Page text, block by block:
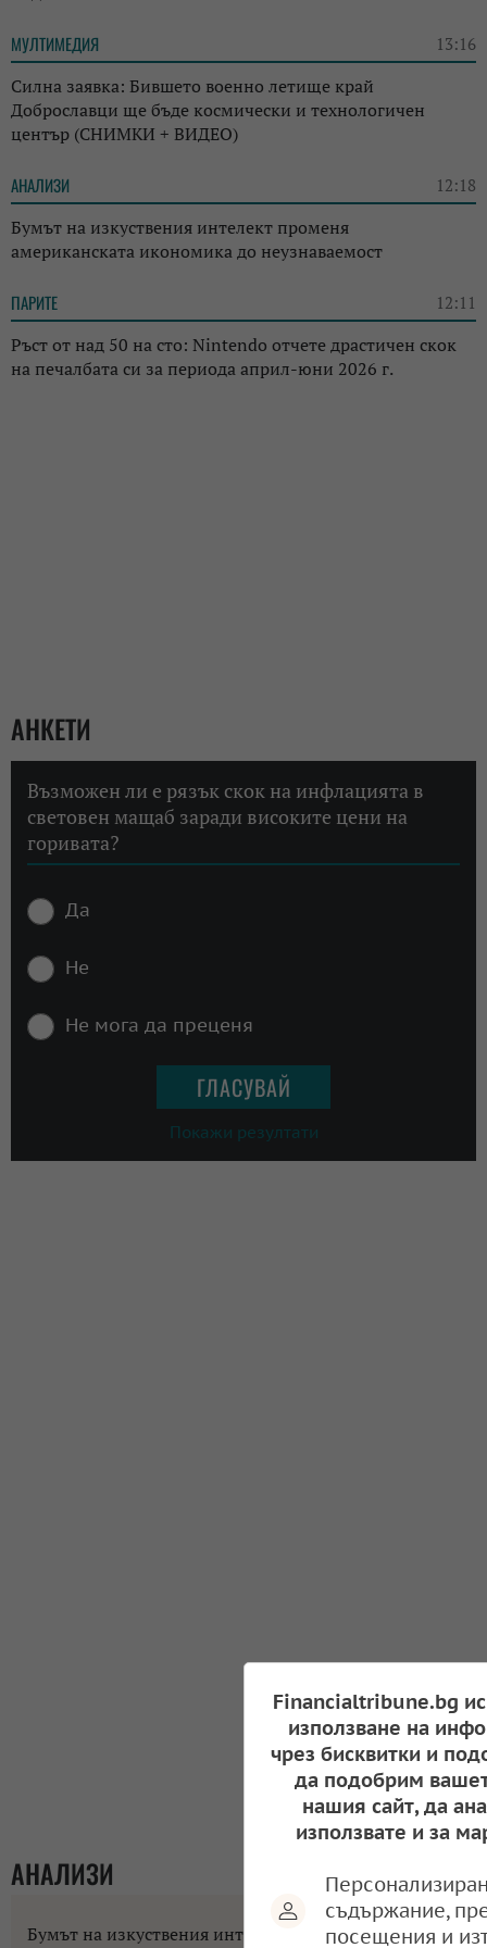
МУЛТИМЕДИЯ 13:16
Силна заявка: Бившето военно летище край
Доброславци ще бъде космически и технологичен
център (СНИМКИ + ВИДЕО)
АНАЛИЗИ 12:18
Бумът на изкуствения интелект променя
американската икономика до неузнаваемост
ПАРИТЕ 12:11
Ръст от над 50 на сто: Nintendo отчете драстичен скок
на печалбата си за периода април-юни 2026 г.
АНКЕТИ
Възможен ли е рязък скок на инфлацията в
световен мащаб заради високите цени на
горивата?
Да
Не
Не мога да преценя
Покажи резултати
АНАЛИЗИ
Бумът на изкуствения интелект променя
Financialtribune.bg
използване на
чрез бисквитки и
да подобрим
нашия сайт, да
използвате и за
съдържание,
посещения и